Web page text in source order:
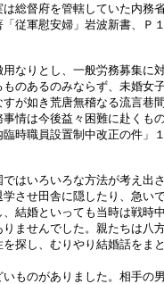
総督府を管轄していた内務
従軍慰安婦」岩波新書、Ｐ
なりとし、一般労務募集に
のあるのみならず、未婚女
が如き荒唐無稽なる流言巷
情は今後益々困難に赴くも
時職員設置制中改正の件」
はいろいろな方法が考え出
させ田舎に隠したり、急い
結婚といっても当時は戦時
ませんでした。親たちは八
探し、むりやり結婚話をま
ものがありました。相手の